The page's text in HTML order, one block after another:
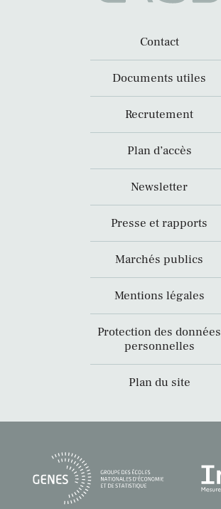
Contact
Documents utiles
Recrutement
Plan d’accès
Newsletter
Presse et rapports
Marchés publics
Mentions légales
Protection des données
personnelles
Plan du site